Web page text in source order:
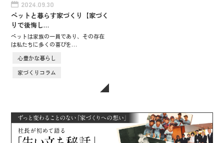
2024.09.30
ペットと暮らす家づくり【家づく
りで後悔し…
ペットは家族の一員であり、その存在
は私たちに多くの喜びを…
心豊かな暮らし
家づくりコラム